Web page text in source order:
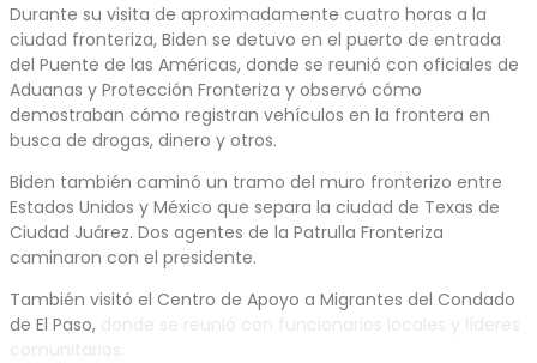
Durante su visita de aproximadamente cuatro horas a la
ciudad fronteriza, Biden se detuvo en el puerto de entrada
del Puente de las Américas, donde se reunió con oficiales de
Aduanas y Protección Fronteriza y observó cómo
demostraban cómo registran vehículos en la frontera en
busca de drogas, dinero y otros.
Biden también caminó un tramo del muro fronterizo entre
Estados Unidos y México que separa la ciudad de Texas de
Ciudad Juárez. Dos agentes de la Patrulla Fronteriza
caminaron con el presidente.
También visitó el Centro de Apoyo a Migrantes del Condado
de El Paso,